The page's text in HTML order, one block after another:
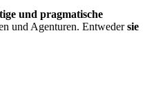
und pragmatische
und Agenturen. Entwedersie